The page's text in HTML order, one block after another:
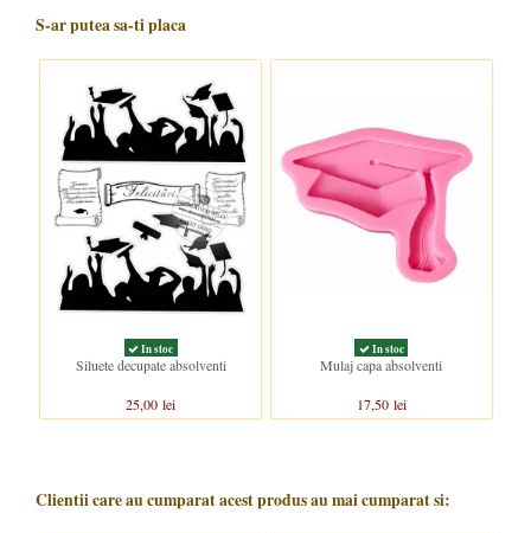
S-ar putea sa-ti placa
In stoc
Siluete decupate absolventi
25,00 lei
In stoc
Mulaj capa absolventi
17,50 lei
Clientii care au cumparat acest produs au mai cumparat si: